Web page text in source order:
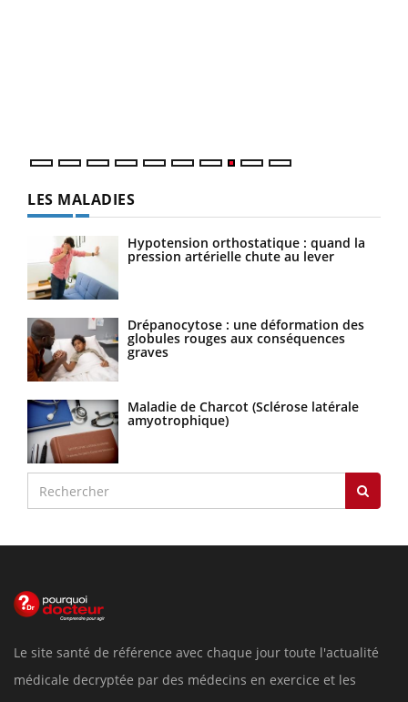
LES MALADIES
Hypotension orthostatique : quand la
pression artérielle chute au lever
Drépanocytose : une déformation des
globules rouges aux conséquences
graves
Maladie de Charcot (Sclérose latérale
amyotrophique)
Le site santé de référence avec chaque jour toute l'actualité
médicale decryptée par des médecins en exercice et les